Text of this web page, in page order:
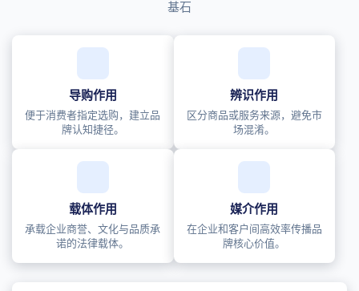
基石
导购作用
便于消费者指定选购，建立品
牌认知捷径。
辨识作用
区分商品或服务来源，避免市
场混淆。
载体作用
承载企业商誉、文化与品质承
诺的法律载体。
媒介作用
在企业和客户间高效率传播品
牌核心价值。